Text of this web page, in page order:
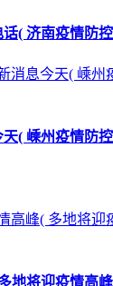
( 济南疫情防
( 嵊州疫情防
地将迎疫情高